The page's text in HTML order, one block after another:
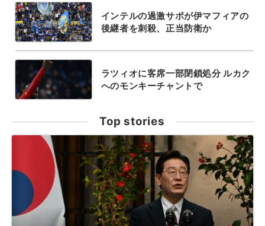
インテルの過激サポが伊マフィアの
後継者を刺殺、正当防衛か
ラツィオに客席一部閉鎖処分 ルカク
へのモンキーチャントで
Top stories